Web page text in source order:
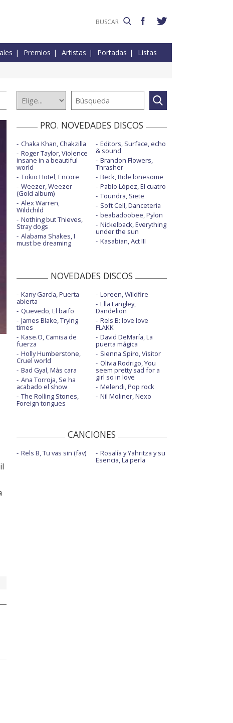
Premios Artistas Portadas Listas
PRO. NOVEDADES DISCOS
Chaka Khan, Chakzilla
Roger Taylor, Violence
insane in a beautiful
world
Tokio Hotel, Encore
Weezer, Weezer
(Gold album)
Alex Warren,
Wildchild
Nothing but Thieves,
Stray dogs
Alabama Shakes, I
must be dreaming
Editors, Surface, echo
& sound
Brandon Flowers,
Thrasher
Beck, Ride lonesome
Pablo López, El cuatro
Toundra, Siete
Soft Cell, Danceteria
beabadoobee, Pylon
Nickelback, Everything
under the sun
Kasabian, Act III
NOVEDADES DISCOS
Kany García, Puerta
abierta
Quevedo, El baifo
James Blake, Trying
times
Kase.O, Camisa de
fuerza
Holly Humberstone,
Cruel world
Bad Gyal, Más cara
Ana Torroja, Se ha
acabado el show
The Rolling Stones,
Foreign tongues
Loreen, Wildfire
Ella Langley,
Dandelion
Rels B: love love
FLAKK
David DeMaría, La
puerta mágica
Sienna Spiro, Visitor
Olivia Rodrigo, You
seem pretty sad for a
girl so in love
Melendi, Pop rock
Nil Moliner, Nexo
CANCIONES
Rels B, Tu vas sin (fav) Rosalía y Yahritza y su
Esencia, La perla